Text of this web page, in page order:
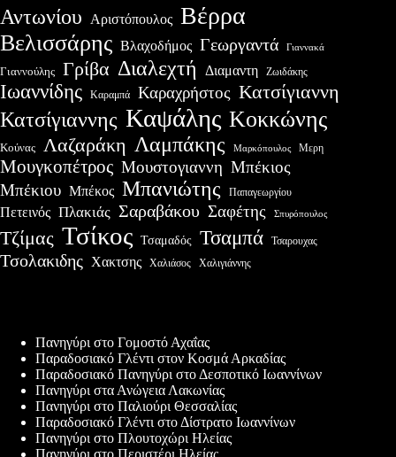
Αντωνίου Αριστόπουλος Βέρρα
Βελισσάρης Βλαχοδήμος Γεωργαντά Γιαννακά
Γιαννούλης Γρίβα Διαλεχτή Διαμαντη Ζωιδάκης
Ιωαννίδης Καραμπά Καραχρήστος Κατσίγιαννη
Κατσίγιαννης Καψάλης Κοκκώνης
Κούνας Λαζαράκη Λαμπάκης Μαρκόπουλος Μερη
Μουγκοπέτρος Μουστογιαννη Μπέκιος
Μπέκιου Μπέκος Μπανιώτης Παπαγεωργίου
Πετεινός Πλακιάς Σαραβάκου Σαφέτης Σπυρόπουλος
Τζίμας Τσίκος Τσαμαδός Τσαμπά Τσαρουχας
Τσολακιδης Χακτσης Χαλιάσος Χαλιγιάννης
Πανηγύρι στο Γομοστό Αχαΐας
Παραδοσιακό Γλέντι στον Κοσμά Αρκαδίας
Παραδοσιακό Πανηγύρι στο Δεσποτικό Ιωαννίνων
Πανηγύρι στα Ανώγεια Λακωνίας
Πανηγύρι στο Παλιούρι Θεσσαλίας
Παραδοσιακό Γλέντι στο Δίστρατο Ιωαννίνων
Πανηγύρι στο Πλουτοχώρι Ηλείας